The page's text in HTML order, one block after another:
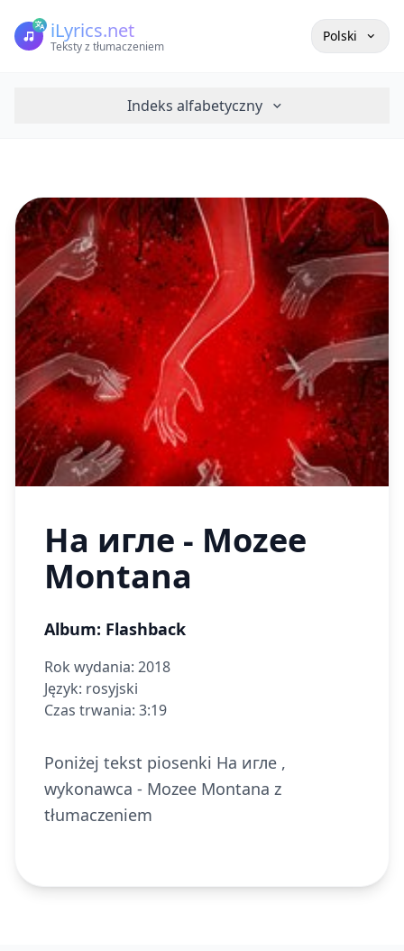
iLyrics.net
Teksty z tłumaczeniem
Polski
Indeks alfabetyczny
На игле - Mozee
Montana
Album: Flashback
Rok wydania: 2018
Język: rosyjski
Czas trwania: 3:19
Poniżej tekst piosenki На игле ,
wykonawca - Mozee Montana z
tłumaczeniem